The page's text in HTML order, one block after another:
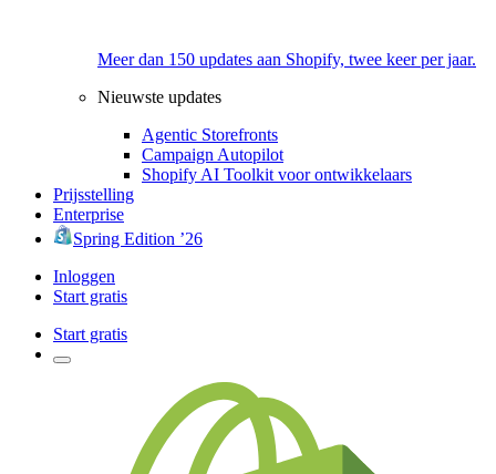
Meer dan 150 updates aan Shopify, twee keer per jaar.
Nieuwste updates
Agentic Storefronts
Campaign Autopilot
Shopify AI Toolkit voor ontwikkelaars
Prijsstelling
Enterprise
Spring Edition ’26
Inloggen
Start gratis
Start gratis